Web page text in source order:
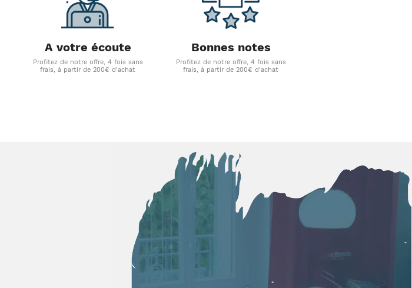
A votre écoute
Profitez de notre offre, 4 fois sans
frais, à partir de 200€ d'achat
Bonnes notes
Profitez de notre offre, 4 fois sans
frais, à partir de 200€ d'achat